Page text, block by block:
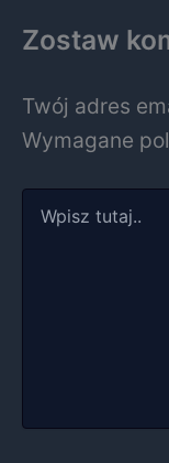
Zostaw
Twój adres
Wymagane
tutaj..